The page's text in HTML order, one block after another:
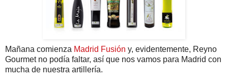
Mañana comienza Madrid Fusión y, evidentemente, Reyno
Gourmet no podía faltar, así que nos vamos para Madrid con
mucha de nuestra artillería.